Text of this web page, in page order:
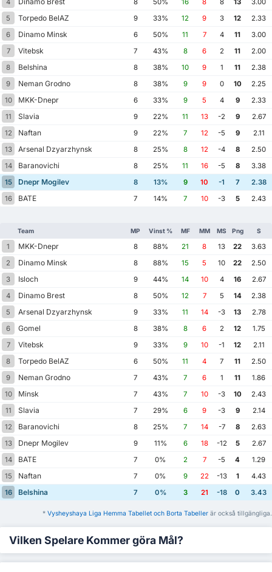
5
Torpedo BelAZ 9 33% 12 9 3 12
2.33
6
Dinamo Minsk 6 50% 11 7 4 11
3.00
7
Vitebsk 7 43% 8 6 2 11
2.00
8
Belshina 8 38% 10 9 1 11
2.38
9
Neman Grodno 8 38% 9 9 0 10
2.25
10
MKK-Dnepr 6 33% 9 5 4 9
2.33
11
Slavia 9 22% 11 13 -2 9
2.67
12
Naftan 9 22% 7 12 -5 9
2.11
13
Arsenal Dzyarzhynsk 8 25% 8 12 -4 8
2.50
14
Baranovichi 8 25% 11 16 -5 8
3.38
15
Dnepr Mogilev 8 13% 9 10 -1 7
2.38
16
BATE 7 14% 7 10 -3 5 2.43
Team MP Vinst % MF MM MS Png S
1 MKK-Dnepr 8 88% 21 8 13 22
3.63
2
Dinamo Minsk 8 88% 15 5 10 22
2.50
3
Isloch 9 44% 14 10 4 16
2.67
4
Dinamo Brest 8 50% 12 7 5 14
2.38
5
Arsenal Dzyarzhynsk 9 33% 11 14 -3 13
2.78
6
Gomel 8 38% 8 6 2 12
1.75
7
Vitebsk 9 33% 9 10 -1 12
2.11
8
Torpedo BelAZ 6 50% 11 4 7 11
2.50
9
Neman Grodno 7 43% 7 6 1 11
1.86
10
Minsk 7 43% 7 10 -3 10
2.43
11
Slavia 7 29% 6 9 -3 9
2.14
12
Baranovichi 8 25% 7 14 -7 8
2.63
13
Dnepr Mogilev 9 11% 6 18 -12 5
2.67
14
BATE 7 0% 2 7 -5 4
1.29
15
Naftan 7 0% 9 22 -13 1
4.43
16
Belshina 7 0% 3 21 -18 0 3.43
* Vysheyshaya Liga Hemma Tabellet och Borta Tabeller är också tillgängliga.
Vilken Spelare Kommer göra Mål?